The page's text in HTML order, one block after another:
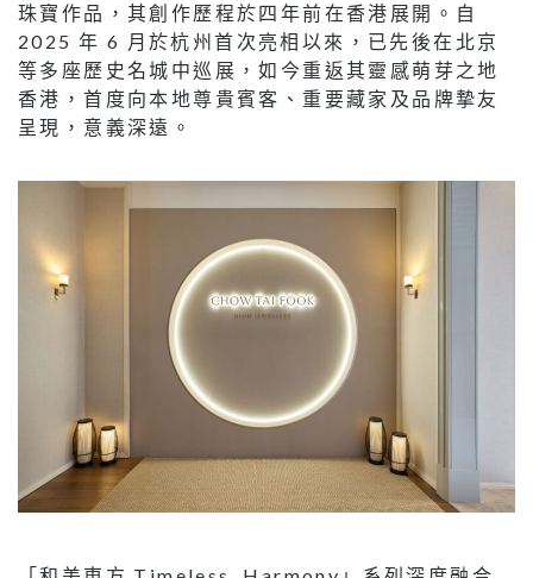
珠寶作品，其創作歷程於四年前在香港展開。自
2025 年 6 月於杭州首次亮相以來，已先後在北京
等多座歷史名城中巡展，如今重返其靈感萌芽之地
香港，首度向本地尊貴賓客、重要藏家及品牌摯友
呈現，意義深遠。